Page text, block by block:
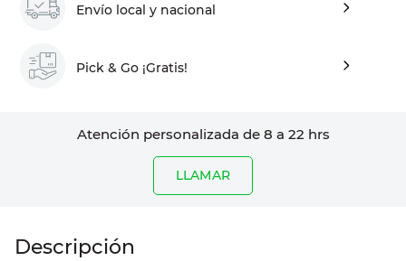
Envío local y nacional
Pick & Go ¡Gratis!
Atención personalizada de 8 a 22 hrs
LLAMAR